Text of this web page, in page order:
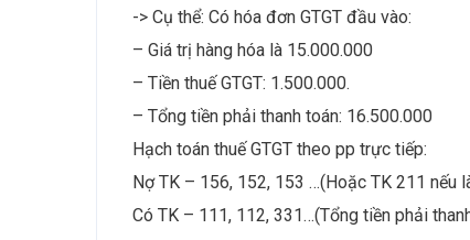
-> Cụ thể: Có hóa đơn GTGT đầu vào:
– Giá trị hàng hóa là 15.000.000
– Tiền thuế GTGT: 1.500.000.
– Tổng tiền phải thanh toán: 16.500.000
Hạch toán thuế GTGT theo pp trực tiếp:
Nợ TK – 156, 152, 153 …(Hoặc TK 211 nếu
Có TK – 111, 112, 331…(Tổng tiền phải